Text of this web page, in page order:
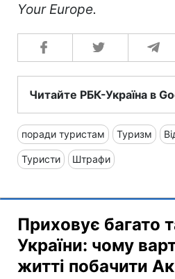
Your Europe.
Читайте РБК-Україна в
поради туристам Туризм
Туристи Штрафи
Приховує багато
України: чому
житті побачити